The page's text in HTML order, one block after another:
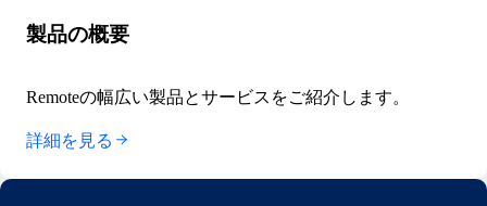
製品の概要
Remoteの幅広い製品とサービスをご紹介します。
詳細を見る